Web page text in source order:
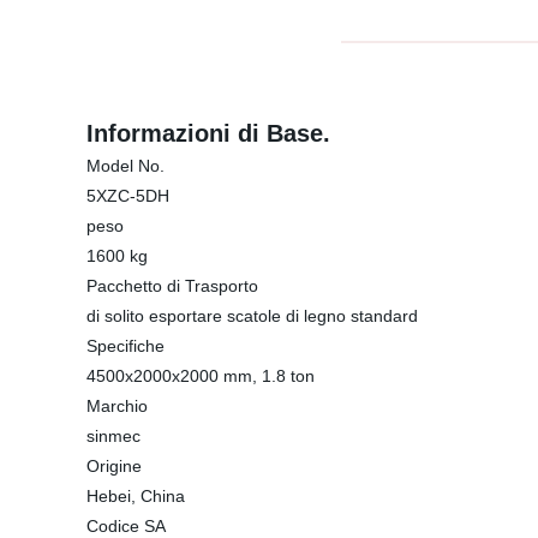
Informazioni di Base.
Model No.
5XZC-5DH
peso
1600 kg
Pacchetto di Trasporto
di solito esportare scatole di legno standard
Specifiche
4500x2000x2000 mm, 1.8 ton
Marchio
sinmec
Origine
Hebei, China
Codice SA